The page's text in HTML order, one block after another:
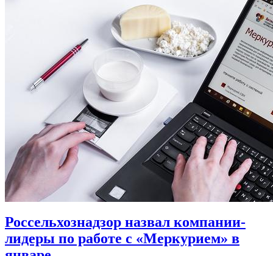
Россельхознадзор назвал компании-
лидеры по работе с «Меркурием» в